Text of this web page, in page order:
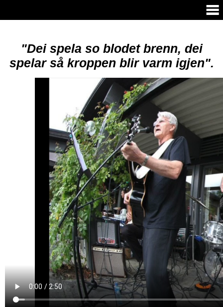
"Dei spela so blodet brenn, dei
spelar så kroppen blir varm igjen".